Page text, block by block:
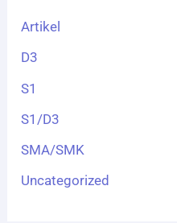
Artikel
D3
S1
S1/D3
SMA/SMK
Uncategorized